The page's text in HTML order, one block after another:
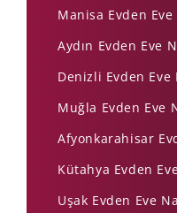
Manisa Evden
Aydın Evden Eve
Denizli Evden Eve
Muğla Evden Eve
Afyonkarahisar
Kütahya Evden
Uşak Evden Eve